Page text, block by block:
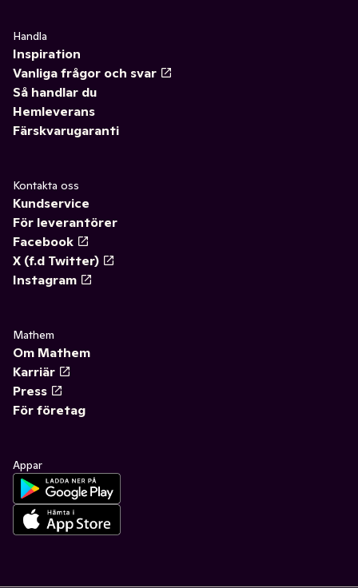
Handla
Inspiration
Vanliga frågor och svar
Så handlar du
Hemleverans
Färskvarugaranti
Kontakta oss
Kundservice
För leverantörer
Facebook
X (f.d Twitter)
Instagram
Mathem
Om Mathem
Karriär
Press
För företag
Appar